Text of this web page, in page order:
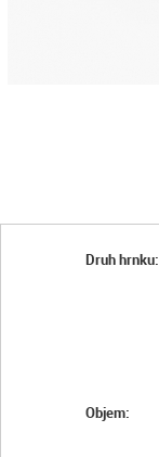
Druh hrnku:
Objem: